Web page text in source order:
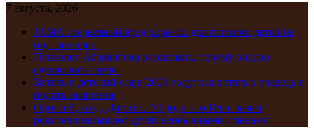
7 августа, 2026
JAMA : серьезный вред экранов для психики детей не
подтвержден
Психолог Абравитова рассказала, почему опасно
сдерживать слезы
Запись в детский сад в 2026 году: как встать в очередь и
подать заявление
Одиссей, Аид, Дионис, Афродита и Гера: зачем
родители называют детей необычными именами